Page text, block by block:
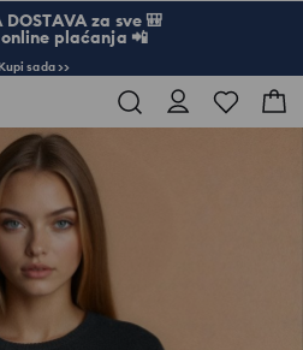
DOSTAVA za sve 🎒
plaćanja 📲
sada >>